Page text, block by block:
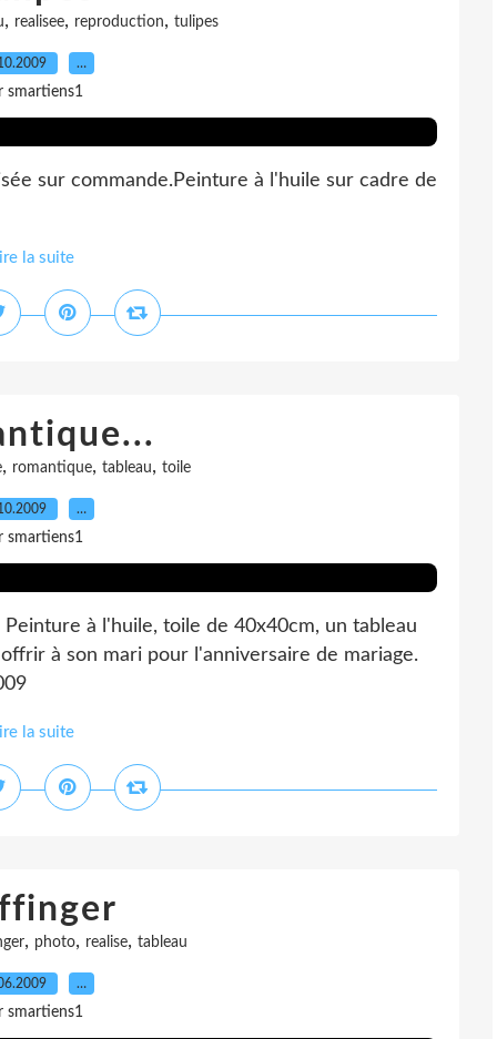
, realisee, reproduction, tulipes
…
smartiens1
sur commande.Peinture à l'huile sur cadre de
la suite
, romantique, tableau, toile
…
smartiens1
à l'huile, toile de 40x40cm, un tableau
à son mari pour l'anniversaire de mariage.
la suite
, photo, realise, tableau
…
smartiens1